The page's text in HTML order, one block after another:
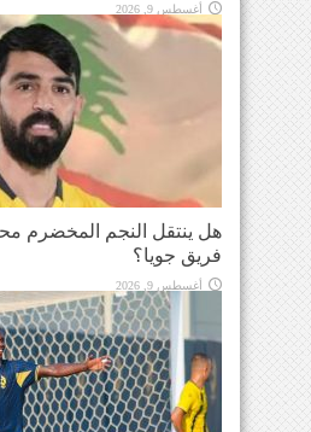
أغسطس 9, 2026
هل ينتقل النجم المخضرم
فريق جويا؟
أغسطس 9, 2026